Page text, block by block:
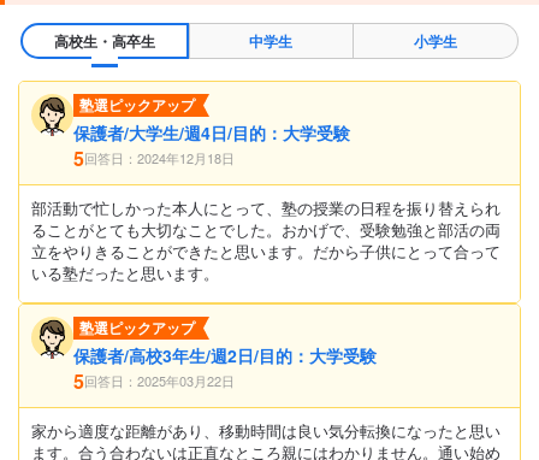
高校生・高卒生 中学生 小学生
塾選ピックアップ
保護者/大学生/週4日/目的：大学受験
5回答日：2024年12月18日
部活動で忙しかった本人にとって、塾の授業の日程を振り替えられ
ることがとても大切なことでした。おかげで、受験勉強と部活の両
立をやりきることができたと思います。だから子供にとって合って
いる塾だったと思います。
塾選ピックアップ
保護者/高校3年生/週2日/目的：大学受験
5回答日：2025年03月22日
家から適度な距離があり、移動時間は良い気分転換になったと思い
ます。合う合わないは正直なところ親にはわかりません。通い始め